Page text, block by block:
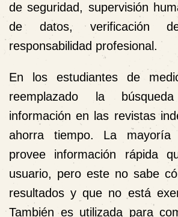
de seguridad, supervisión
de datos, verificación
responsabilidad profesional.
En los estudiantes de
reemplazado la
información en las revistas
ahorra tiempo. La
provee información rápida
usuario, pero este no sabe
resultados y que no está
También es utilizada para